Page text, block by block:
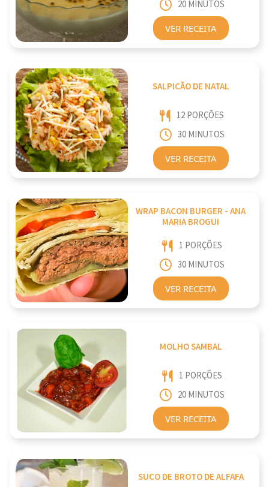
20 MINUTOS
VER RECEITA
SALPICÃO DE NATAL
12 PORÇÕES
30 MINUTOS
VER RECEITA
WRAP BACON BURGER - ANA
MARIA BROGUI
1 PORÇÕES
30 MINUTOS
VER RECEITA
MOLHO SAMBAL
1 PORÇÕES
20 MINUTOS
VER RECEITA
SUCO DE BROTO DE ALFAFA